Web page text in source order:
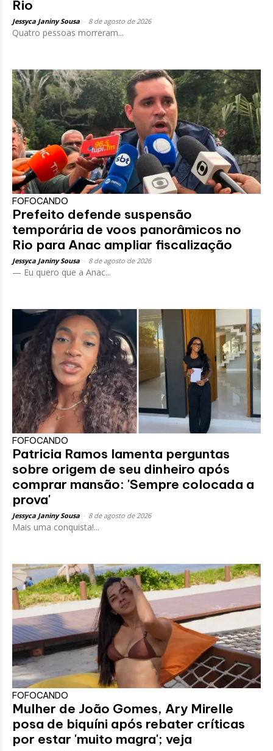
Rio
Jessyca Janiny Sousa 8 de agosto de 2026
Quatro pessoas morreram...
FOFOCANDO
Prefeito defende suspensão
temporária de voos panorâmicos no
Rio para Anac ampliar fiscalização
Jessyca Janiny Sousa 8 de agosto de 2026
— Eu quero que a Anac...
FOFOCANDO
Patricia Ramos lamenta perguntas
sobre origem de seu dinheiro após
comprar mansão: 'Sempre colocada a
prova'
Jessyca Janiny Sousa 8 de agosto de 2026
Mais uma conquista!...
FOFOCANDO
Mulher de João Gomes, Ary Mirelle
posa de biquíni após rebater críticas
por estar 'muito magra'; veja